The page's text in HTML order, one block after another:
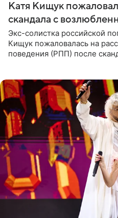
Катя Кищук
скандала с
Экс-солистка российской
Кищук пожаловалась на
поведения (РПП) после